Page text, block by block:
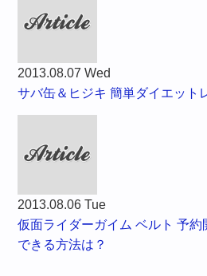
2013.08.07 Wed
サバ缶＆ヒジキ 簡単ダイエット
2013.08.06 Tue
仮面ライダーガイム ベルト 予約
できる方法は？